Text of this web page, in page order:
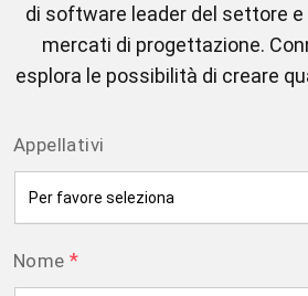
di software leader del settore
mercati di progettazione.
esplora le possibilità di creare
Appellativi
Nome *